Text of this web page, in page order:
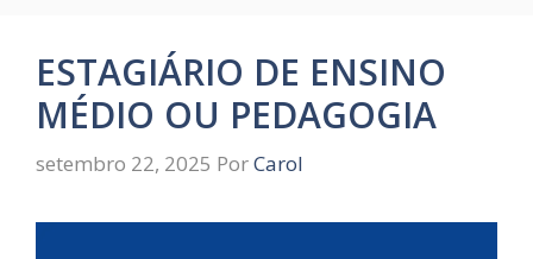
ESTAGIÁRIO DE ENSINO
MÉDIO OU PEDAGOGIA
setembro 22, 2025 PorCarol